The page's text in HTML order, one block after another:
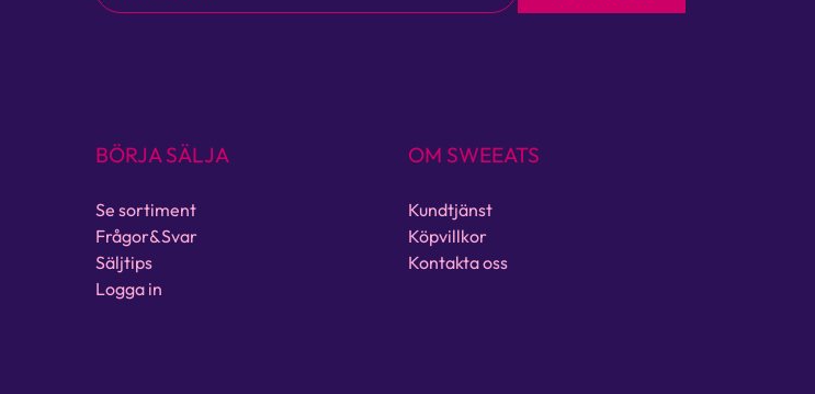
BÖRJA SÄLJA
Se sortiment
Frågor&Svar
Säljtips
Logga in
OM SWEEATS
Kundtjänst
Köpvillkor
Kontakta oss